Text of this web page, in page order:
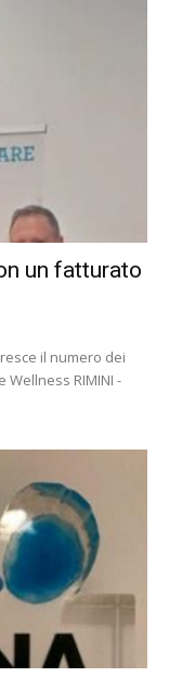
un fatturato
il numero dei
Wellness RIMINI -